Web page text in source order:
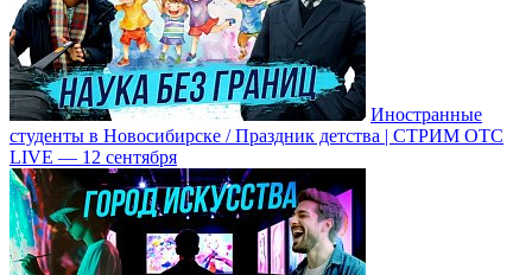
Иностранные
студенты в Новосибирске / Праздник детства | СТРИМ ОТС
LIVE — 12 сентября